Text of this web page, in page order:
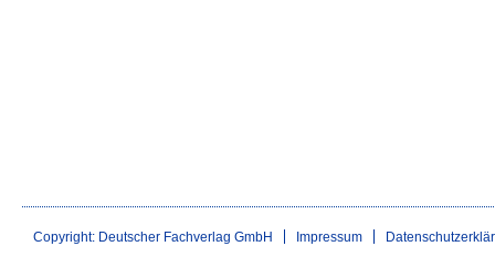
Copyright: Deutscher Fachverlag GmbH Impressum